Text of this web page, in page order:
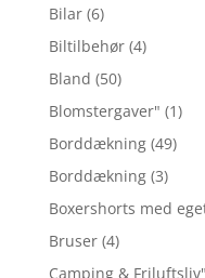
Bilar (6)
Biltilbehør (4)
Bland (50)
Blomstergaver" (1)
Borddækning (49)
Borddækning (3)
Boxershorts med
Bruser (4)
Camping &